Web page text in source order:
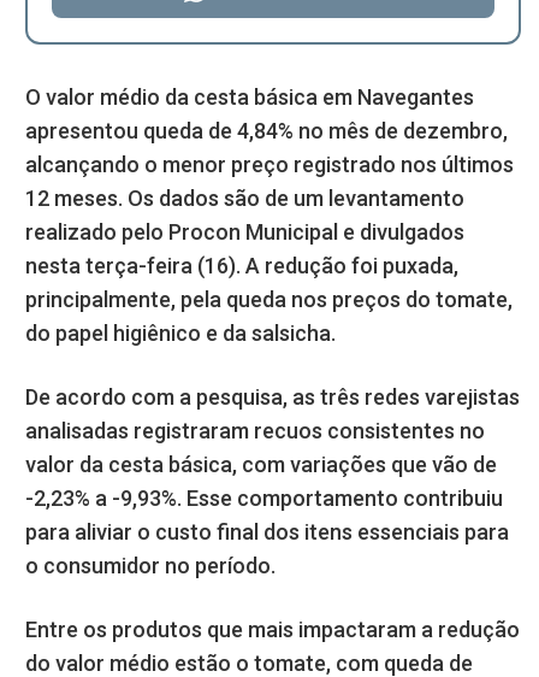
O valor médio da cesta básica em Navegantes
apresentou queda de 4,84% no mês de dezembro,
alcançando o menor preço registrado nos últimos
12 meses. Os dados são de um levantamento
realizado pelo Procon Municipal e divulgados
nesta terça-feira (16). A redução foi puxada,
principalmente, pela queda nos preços do tomate,
do papel higiênico e da salsicha.
De acordo com a pesquisa, as três redes varejistas
analisadas registraram recuos consistentes no
valor da cesta básica, com variações que vão de
-2,23% a -9,93%. Esse comportamento contribuiu
para aliviar o custo final dos itens essenciais para
o consumidor no período.
Entre os produtos que mais impactaram a redução
do valor médio estão o tomate, com queda de